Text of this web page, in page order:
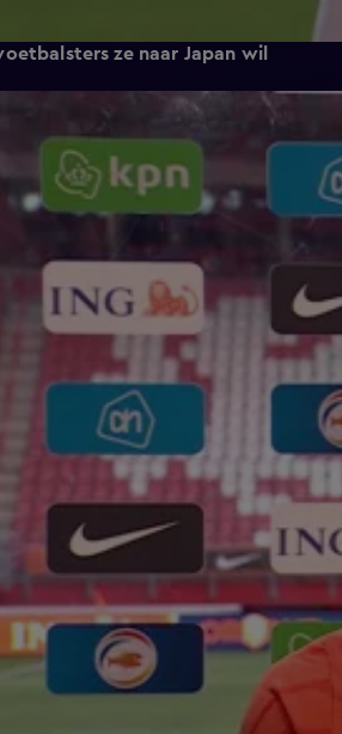
ze naar Japan wil